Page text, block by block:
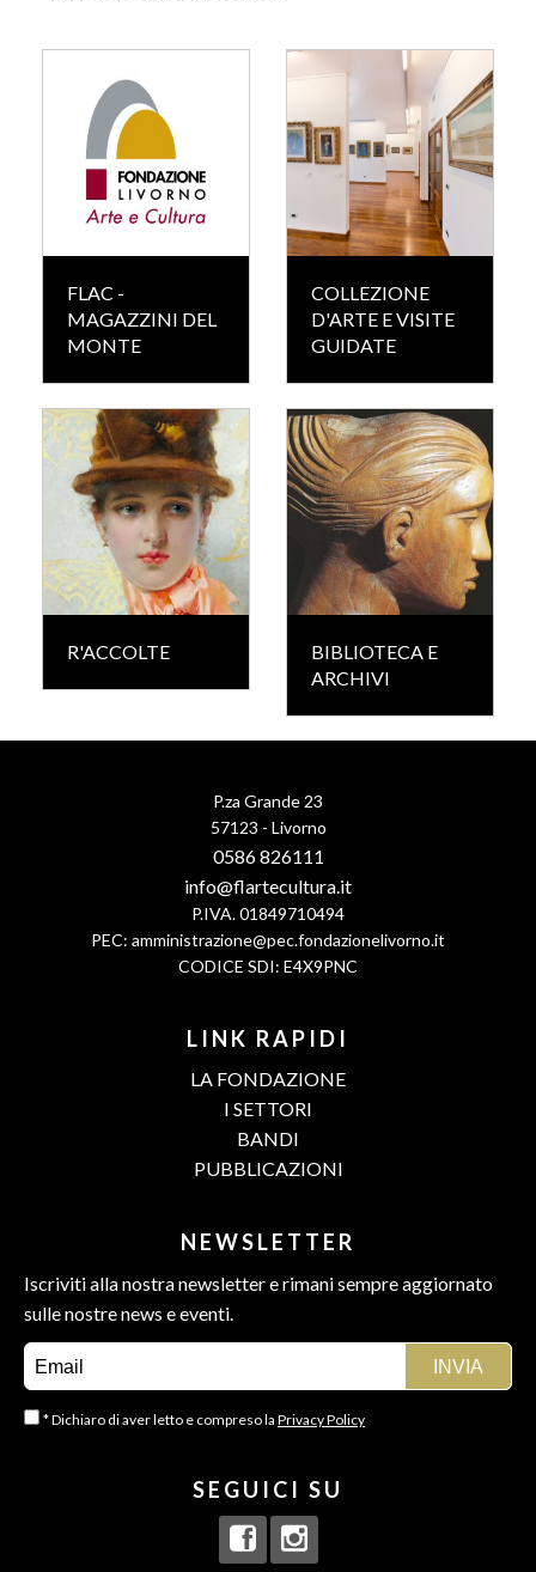
FLAC -
MAGAZZINI DEL
MONTE
COLLEZIONE
D'ARTE E VISITE
GUIDATE
R'ACCOLTE
BIBLIOTECA E
ARCHIVI
P.za Grande 23
57123 - Livorno
0586 826111
info@flartecultura.it
P.IVA. 01849710494
PEC: amministrazione@pec.fondazionelivorno.it
CODICE SDI: E4X9PNC
LINK RAPIDI
LA FONDAZIONE
I SETTORI
BANDI
PUBBLICAZIONI
NEWSLETTER
Iscriviti alla nostra newsletter e rimani sempre aggiornato
sulle nostre news e eventi.
* Dichiaro di aver letto e compreso la Privacy Policy
SEGUICI SU